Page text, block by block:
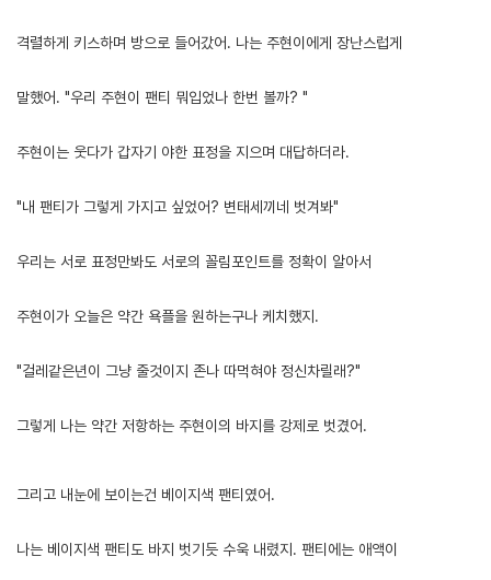
격렬하게 키스하며 방으로 들어갔어. 나는 주현이에게 장난스럽게
말했어. "우리 주현이 팬티 뭐입었나 한번 볼까? "
주현이는 웃다가 갑자기 야한 표정을 지으며 대답하더라.
"내 팬티가 그렇게 가지고 싶었어? 변태세끼네 벗겨봐"
우리는 서로 표정만봐도 서로의 꼴림포인트를 정확이 알아서
주현이가 오늘은 약간 욕플을 원하는구나 케치했지.
"걸레같은년이 그냥 줄것이지 존나 따먹혀야 정신차릴래?"
그렇게 나는 약간 저항하는 주현이의 바지를 강제로 벗겼어.
그리고 내눈에 보이는건 베이지색 팬티였어.
나는 베이지색 팬티도 바지 벗기듯 수욱 내렸지. 팬티에는 애액이